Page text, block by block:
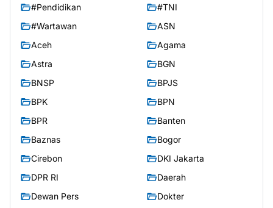
#Pendidikan
#TNI
#Wartawan
ASN
Aceh
Agama
Astra
BGN
BNSP
BPJS
BPK
BPN
BPR
Banten
Baznas
Bogor
Cirebon
DKI Jakarta
DPR RI
Daerah
Dewan Pers
Dokter